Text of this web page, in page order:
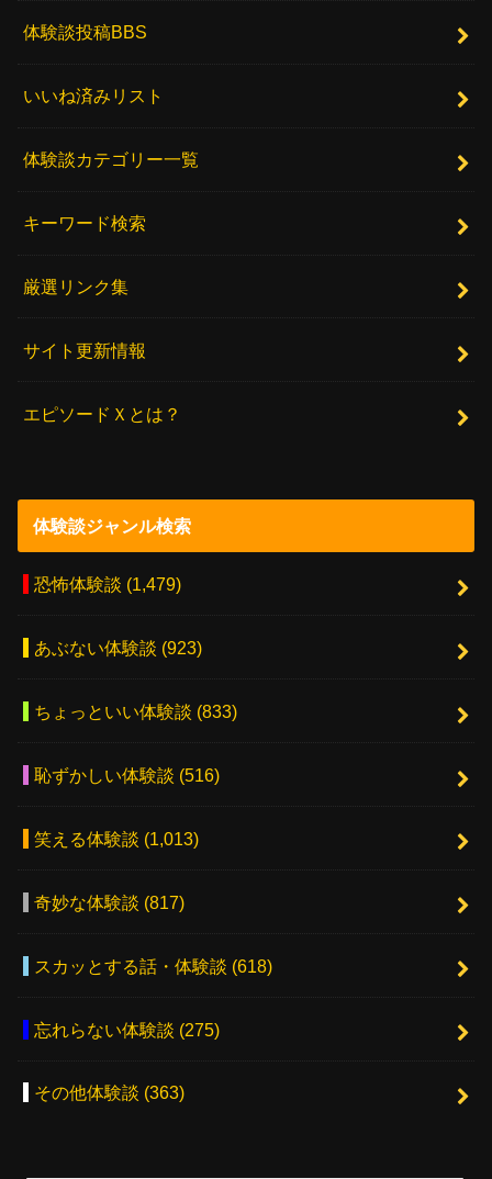
体験談投稿BBS
いいね済みリスト
体験談カテゴリー一覧
キーワード検索
厳選リンク集
サイト更新情報
エピソードＸとは？
体験談ジャンル検索
恐怖体験談 (1,479)
あぶない体験談 (923)
ちょっといい体験談 (833)
恥ずかしい体験談 (516)
笑える体験談 (1,013)
奇妙な体験談 (817)
スカッとする話・体験談 (618)
忘れらない体験談 (275)
その他体験談 (363)